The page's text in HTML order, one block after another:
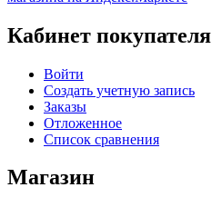
Кабинет покупателя
Войти
Создать учетную запись
Заказы
Отложенное
Список сравнения
Магазин